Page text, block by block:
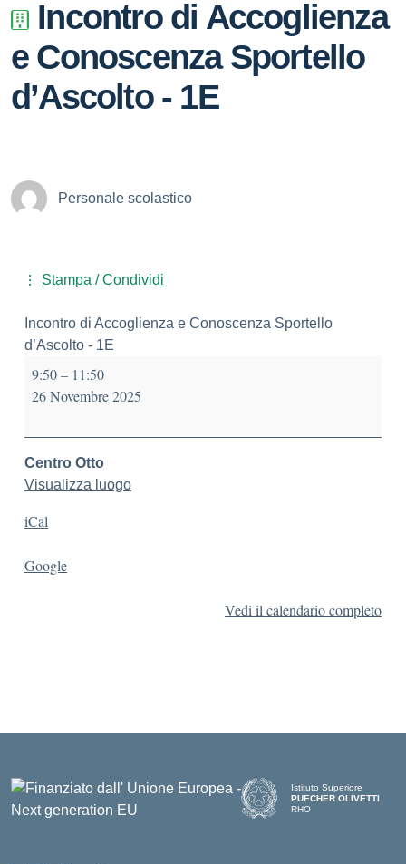
Incontro di Accoglienza
e Conoscenza Sportello
d’Ascolto - 1E
Personale scolastico
Stampa / Condividi
Incontro di Accoglienza e Conoscenza Sportello
d’Ascolto - 1E
9:50– 11:50
26 Novembre 2025
Centro Otto
Visualizza luogo
iCal
Google
Vedi il calendario completo
Istituto Superiore
PUECHER OLIVETTI
RHO